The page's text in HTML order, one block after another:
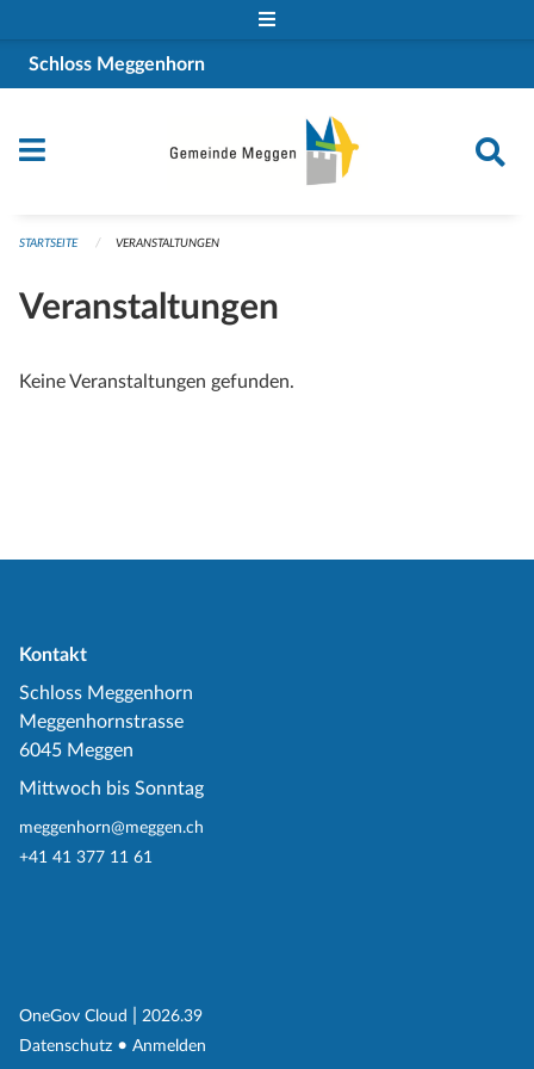
Schloss Meggenhorn
STARTSEITE VERANSTALTUNGEN
Veranstaltungen
Keine Veranstaltungen gefunden.
Kontakt
Schloss Meggenhorn
Meggenhornstrasse
6045 Meggen
Mittwoch bis Sonntag
meggenhorn@meggen.ch
+41 41 377 11 61
OneGov Cloud (External Link)
2026.39
Datenschutz (External Link)
Anmelden